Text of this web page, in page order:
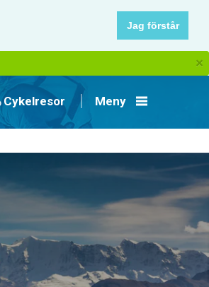
Jag förstår
×
Cykelresor Meny